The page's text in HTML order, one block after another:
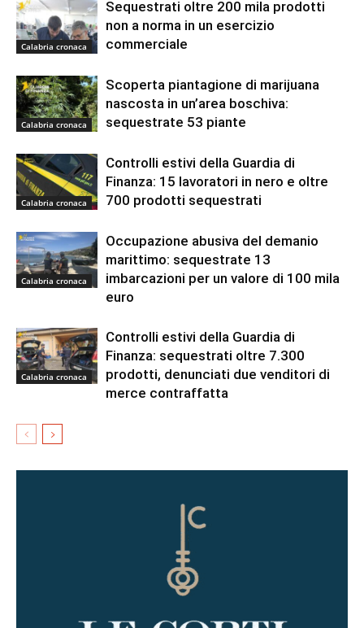
Calabria cronaca
Sequestrati oltre 200 mila prodotti
non a norma in un esercizio
commerciale
Calabria cronaca
Scoperta piantagione di marijuana
nascosta in un’area boschiva:
sequestrate 53 piante
Calabria cronaca
Controlli estivi della Guardia di
Finanza: 15 lavoratori in nero e oltre
700 prodotti sequestrati
Calabria cronaca
Occupazione abusiva del demanio
marittimo: sequestrate 13
imbarcazioni per un valore di 100 mila
euro
Calabria cronaca
Controlli estivi della Guardia di
Finanza: sequestrati oltre 7.300
prodotti, denunciati due venditori di
merce contraffatta